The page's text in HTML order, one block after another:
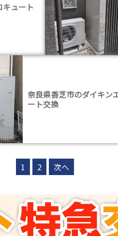
ュート
奈良県香芝市のダイキン
ート交換
1 2 次へ